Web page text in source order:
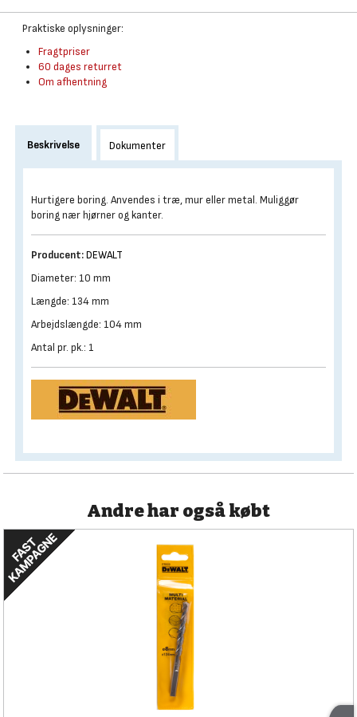
Praktiske oplysninger:
Fragtpriser
60 dages returret
Om afhentning
Beskrivelse Dokumenter
Hurtigere boring. Anvendes i træ, mur eller metal. Muliggør
boring nær hjørner og kanter.
Producent:DEWALT
Diameter: 10 mm
Længde: 134 mm
Arbejdslængde: 104 mm
Antal pr. pk.: 1
Andre har også købt